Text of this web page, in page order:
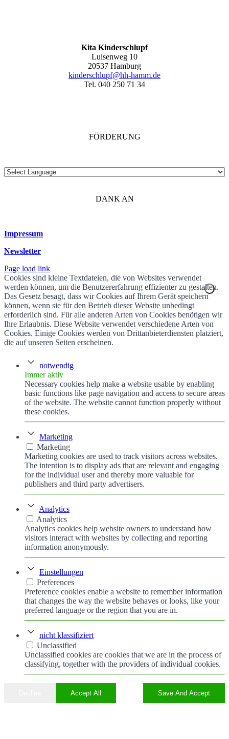
Kita Kinderschlupf
Luisenweg 10
20537 Hamburg
kinderschlupf@hh-hamm.de
Tel. 040 250 71 34
FÖRDERUNG
DANK AN
Impressum
Newsletter
Page load link
Cookies sind kleine Textdateien, die von Websites verwendet
werden können, um die Benutzererfahrung effizienter zu gestalten.
Das Gesetz besagt, dass wir Cookies auf Ihrem Gerät speichern
können, wenn sie für den Betrieb dieser Website unbedingt
erforderlich sind. Für alle anderen Arten von Cookies benötigen wir
Ihre Erlaubnis. Diese Website verwendet verschiedene Arten von
Cookies. Einige Cookies werden von Drittanbieterdiensten platziert,
die auf unseren Seiten erscheinen.
notwendig
Immer aktiv
Necessary cookies help make a website usable by enabling
basic functions like page navigation and access to secure areas
of the website. The website cannot function properly without
these cookies.
Marketing
Marketing
Marketing cookies are used to track visitors across websites.
The intention is to display ads that are relevant and engaging
for the individual user and thereby more valuable for
publishers and third party advertisers.
Analytics
Analytics
Analytics cookies help website owners to understand how
visitors interact with websites by collecting and reporting
information anonymously.
Einstellungen
Preferences
Preference cookies enable a website to remember information
that changes the way the website behaves or looks, like your
preferred language or the region that you are in.
nicht klassifiziert
Unclassified
Unclassified cookies are cookies that we are in the process of
classifying, together with the providers of individual cookies.
Accept All Save And Accept